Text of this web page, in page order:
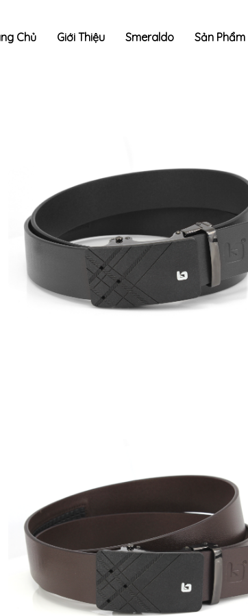
Chủ
Giới Thiệu Smeraldo Sản Phẩm